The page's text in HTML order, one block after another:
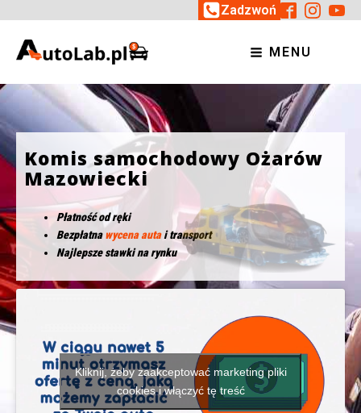
Zadzwoń
MENU
Komis samochodowy Ożarów
Mazowiecki
Płatność od ręki
Bezpłatnawycena autai transport
Najlepsze stawki na rynku
Kliknij, żeby zaakceptować marketing pliki
cookies i włączyć tę treść